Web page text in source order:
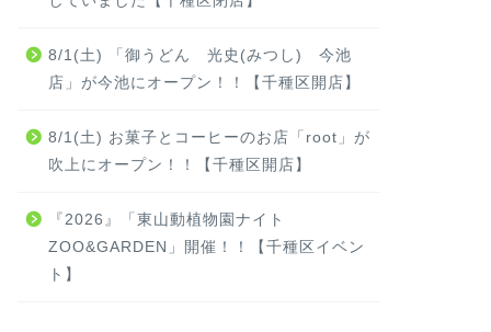
8/1(土) 「御うどん 光史(みつし) 今池
店」が今池にオープン！！【千種区開店】
8/1(土) お菓子とコーヒーのお店「root」が
吹上にオープン！！【千種区開店】
『2026』「東山動植物園ナイト
ZOO&GARDEN」開催！！【千種区イベン
ト】